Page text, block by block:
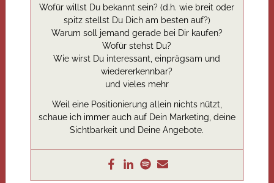
Wofür willst Du bekannt sein? (d.h. wie breit oder
spitz stellst Du Dich am besten auf?)
Warum soll jemand gerade bei Dir kaufen?
Wofür stehst Du?
Wie wirst Du interessant, einprägsam und
wiedererkennbar?
und vieles mehr
Weil eine Positionierung allein nichts nützt,
schaue ich immer auch auf Dein Marketing, deine
Sichtbarkeit und Deine Angebote.